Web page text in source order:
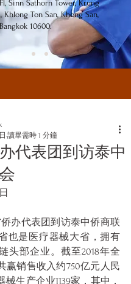
Sinn Sathorn Tower, Krung
Khlong Ton San, Khong San,
Bangkok 10600.
代表团到访泰中
讀畢需時 1 分鐘
也是医疗器械大省，拥有
头部企业。截至2018年全
赢销售收入约750亿元人民
生产企业1139家，其中，